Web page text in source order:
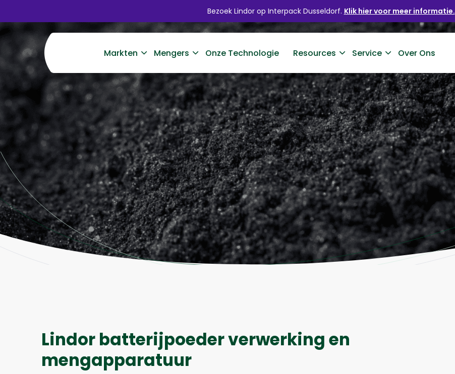
Bezoek Lindor op Interpack Dusseldorf. Klik hier voor meer informatie.
Markten Mengers Onze Technologie Resources Service Over Ons
Lindor batterijpoeder verwerking en
mengapparatuur